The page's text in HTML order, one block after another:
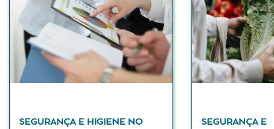
SEGURANÇA E HIGIENE NO
SEGURANÇA E